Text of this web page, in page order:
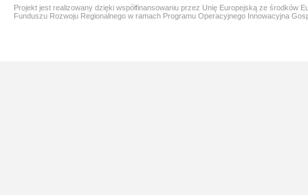
Projekt jest realizowany dzięki współfinansowaniu przez Unię Europejską ze środków
Funduszu Rozwoju Regionalnego w ramach Programu Operacyjnego Innowacyjna